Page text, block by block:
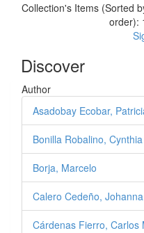
Collection's Items (Sorted
order):
Discover
Author
Asadobay Ecobar,
Bonilla Robalino,
Borja, Marcelo
Calero Cedeño,
Cárdenas Fierro, Carlos